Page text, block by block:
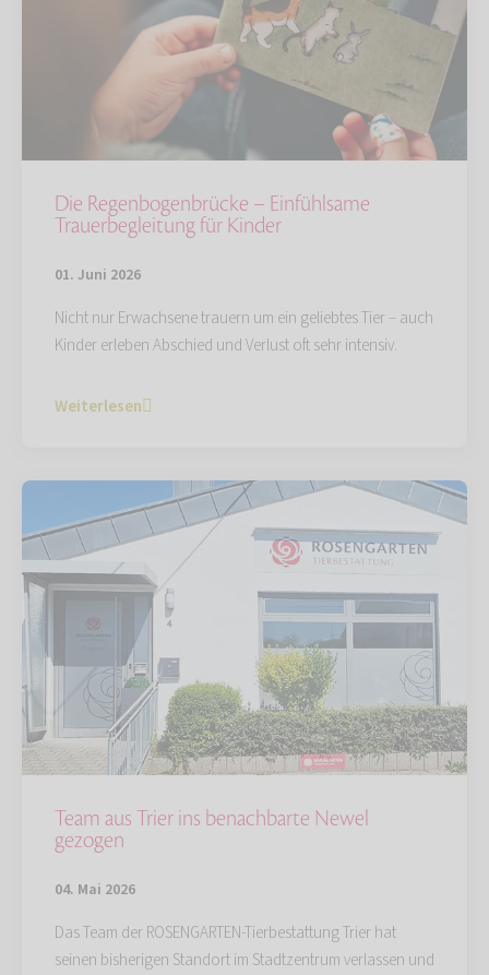
Die Regenbogenbrücke – Einfühlsame
Trauerbegleitung für Kinder
01. Juni 2026
Nicht nur Erwachsene trauern um ein geliebtes Tier – auch
Kinder erleben Abschied und Verlust oft sehr intensiv.
Weiterlesen
Team aus Trier ins benachbarte Newel
gezogen
04. Mai 2026
Das Team der ROSENGARTEN-Tierbestattung Trier hat
seinen bisherigen Standort im Stadtzentrum verlassen und